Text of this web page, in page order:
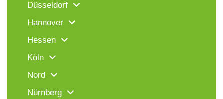
Düsseldorf
Hannover
Hessen
Köln
Nord
Nürnberg